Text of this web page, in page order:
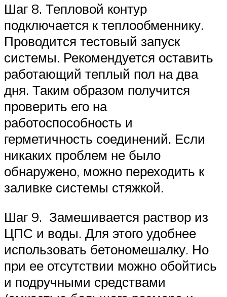
Шаг 8. Тепловой контур
подключается к теплообменнику.
Проводится тестовый запуск
системы. Рекомендуется оставить
работающий теплый пол на два
дня. Таким образом получится
проверить его на
работоспособность и
герметичность соединений. Если
никаких проблем не было
обнаружено, можно переходить к
заливке системы стяжкой.
Шаг 9. Замешивается раствор из
ЦПС и воды. Для этого удобнее
использовать бетономешалку. Но
при ее отсутствии можно обойтись
и подручными средствами